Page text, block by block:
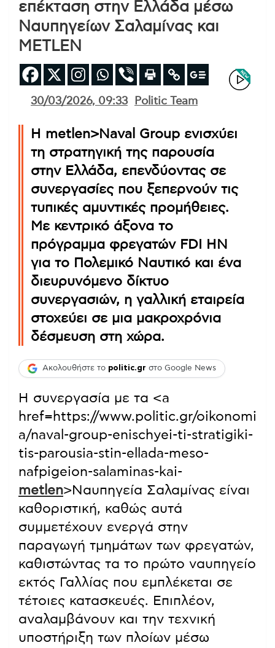
επέκταση στην Ελλάδα μέσω
Ναυπηγείων Σαλαμίνας και
METLEN
30/03/2026, 09:33 Politic Team
Η metlen>Naval Group ενισχύει
τη στρατηγική της παρουσία
στην Ελλάδα, επενδύοντας σε
συνεργασίες που ξεπερνούν τις
τυπικές αμυντικές προμήθειες.
Με κεντρικό άξονα το
πρόγραμμα φρεγατών FDI HN
για το Πολεμικό Ναυτικό και ένα
διευρυνόμενο δίκτυο
συνεργασιών, η γαλλική εταιρεία
στοχεύει σε μια μακροχρόνια
δέσμευση στη χώρα.
Ακολουθήστε το politic.gr στο Google News
Η συνεργασία με τα <a
href=https://www.politic.gr/oikonomi
a/naval-group-enischyei-ti-stratigiki-
tis-parousia-stin-ellada-meso-
nafpigeion-salaminas-kai-
metlen>Ναυπηγεία Σαλαμίνας είναι
καθοριστική, καθώς αυτά
συμμετέχουν ενεργά στην
παραγωγή τμημάτων των φρεγατών,
καθιστώντας τα το πρώτο ναυπηγείο
εκτός Γαλλίας που εμπλέκεται σε
τέτοιες κατασκευές. Επιπλέον,
αναλαμβάνουν και την τεχνική
υποστήριξη των πλοίων μέσω